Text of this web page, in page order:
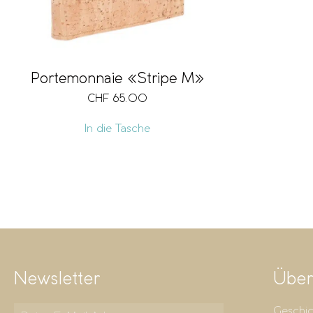
Portemonnaie «Stripe M»
CHF 65.00
In die Tasche
Newsletter